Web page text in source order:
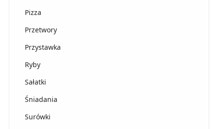
Pizza
Przetwory
Przystawka
Ryby
Sałatki
Śniadania
Surówki